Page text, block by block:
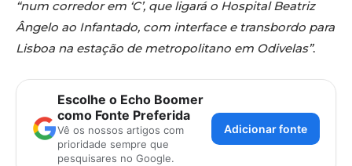
“num corredor em ‘C’, que ligará o Hospital Beatriz
Ângelo ao Infantado, com interface e transbordo para
Lisboa na estação de metropolitano em Odivelas”.
Escolhe o Echo Boomer
como Fonte Preferida
Vê os nossos artigos com
prioridade sempre que
pesquisares no Google.
Adicionar fonte